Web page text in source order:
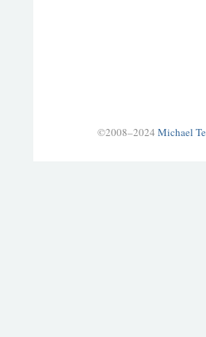
©2008–2024 Michael